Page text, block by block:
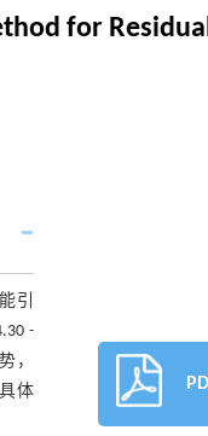
for
引
-
，
体